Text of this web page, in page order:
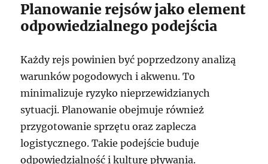
Planowanie rejsów jako element
odpowiedzialnego podejścia
Każdy rejs powinien być poprzedzony analizą
warunków pogodowych i akwenu. To
minimalizuje ryzyko nieprzewidzianych
sytuacji. Planowanie obejmuje również
przygotowanie sprzętu oraz zaplecza
logistycznego. Takie podejście buduje
odpowiedzialność i kulturę pływania.